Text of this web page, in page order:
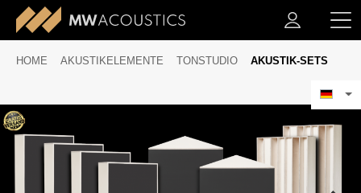
HOME AKUSTIKELEMENTE TONSTUDIO AKUSTIK-SETS